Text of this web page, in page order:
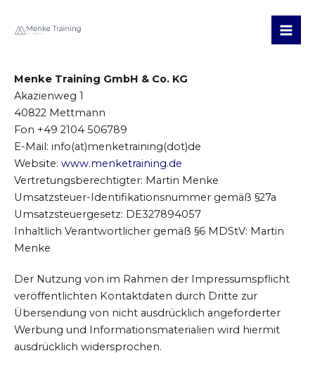
Inhalt
Menke Training GmbH & Co. KG
Akazienweg 1
40822 Mettmann
Fon +49 2104 506789
E-Mail: info(at)menketraining(dot)de
Website: www.menketraining.de
Vertretungsberechtigter: Martin Menke
Umsatzsteuer-Identifikationsnummer gemäß §27a
Umsatzsteuergesetz: DE327894057
Inhaltlich Verantwortlicher gemäß §6 MDStV: Martin
Menke
Der Nutzung von im Rahmen der Impressumspflicht
veröffentlichten Kontaktdaten durch Dritte zur
Übersendung von nicht ausdrücklich angeforderter
Werbung und Informationsmaterialien wird hiermit
ausdrücklich widersprochen.